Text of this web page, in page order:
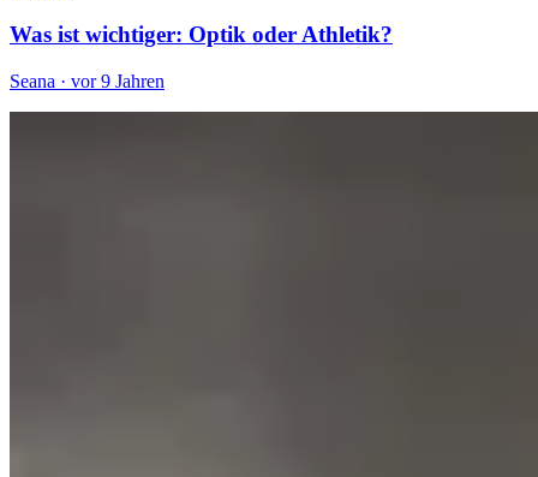
Was ist wichtiger: Optik oder Athletik?
Seana · vor 9 Jahren